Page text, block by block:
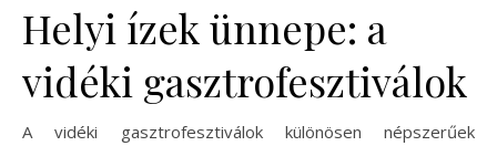
Helyi ízek ünnepe: a
vidéki gasztrofesztiválok
A vidéki gasztrofesztiválok különösen népszerűek